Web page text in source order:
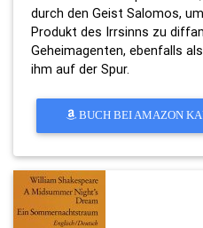
durch den Geist Salomos,
Produkt des Irrsinns zu
Geheimagenten, ebenfalls
ihm auf der Spur.
BUCH BEI AMAZON